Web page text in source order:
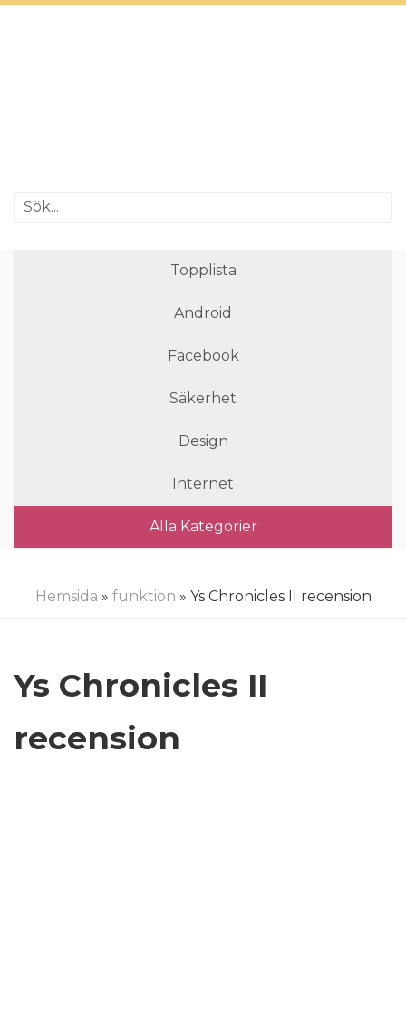
Topplista
Android
Facebook
Säkerhet
Design
Internet
Alla Kategorier
Hemsida » funktion » Ys Chronicles II recension
Ys Chronicles II
recension